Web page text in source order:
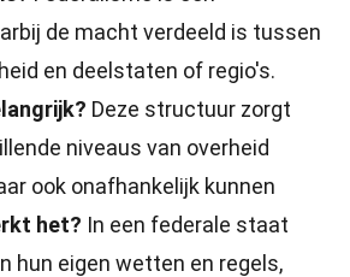
de macht verdeeld is tussen
en deelstaten of regio's.
Deze structuur zorgt
niveaus van overheid
ook onafhankelijk kunnen
het? In een federale staat
hun eigen wetten en regels,